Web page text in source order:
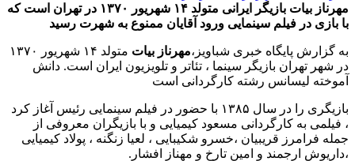
مهرناز بیات بازیگر ایرانی متولد ۱۴ شهریور ۱۳۷۰ در تهران است که
با بازی در فیلم سینمایی ورود آقایان ممنوع به شهرت رسید
به گزارش پایگاه خبری شباویز،مهرناز بیات
متولد ۱۴ شهریور ۱۳۷۰
در شهر تهران بازیگر سینما ، تئاتر و تلویزیون ایران است. دانش
آموخته لیسانس رشته کارگردانی است
بازیگری را در سال ۱۳۸۵ با حضور در فیلم سینمایی رئیس آغاز کرد
، فیلمی به کارگردانی مسعود کیمیایی و با بازیگران معروفی از
جمله فرامرز قریبیان ،خسرو شکیبایی ، لعیا زنگنه ، پولاد کیمیایی
،داریوش ارجمند و امین تارخ و مهناز افشار.